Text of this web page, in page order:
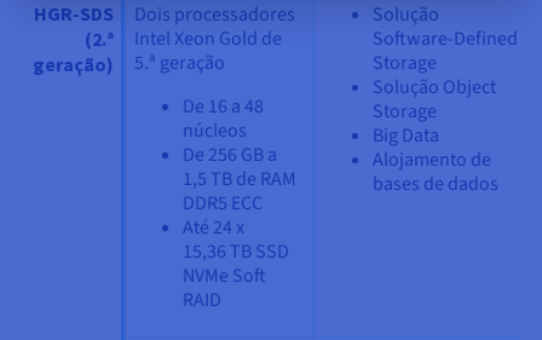
HGR-SDS
(2.ª
geração)
Dois processadores
Intel Xeon Gold de
5.ª geração
De 16 a 48
núcleos
De 256 GB a
1,5 TB de RAM
DDR5 ECC
Até 24 x
15,36 TB SSD
NVMe Soft
RAID
Solução
Software-Defined
Storage
Solução Object
Storage
Big Data
Alojamento de
bases de dados